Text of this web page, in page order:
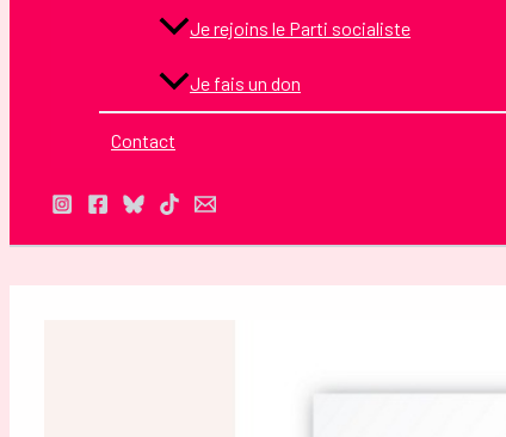
Je rejoins le Parti socialiste
Je fais un don
Contact